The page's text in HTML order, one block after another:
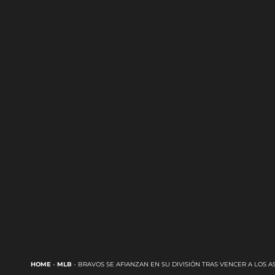
HOME- MLB- BRAVOS SE AFIANZAN EN SU DIVISIÓN TRAS VENCER A LOS